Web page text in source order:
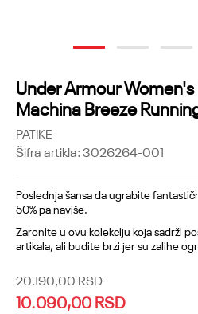
1 2 3
Under Armour Women's
Machina Breeze
PATIKE
Šifra artikla:3026264-001
Poslednja šansa da ugrabite
50% pa naviše.
Zaronite u ovu kolekciju koja sadrži
artikala, ali budite brzi jer su zalihe
20.190,00RSD
10.090,00RSD